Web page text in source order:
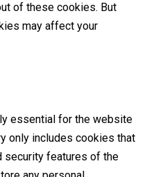
of these cookies. But
may affect your
essential for the website
only includes cookies that
security features of the